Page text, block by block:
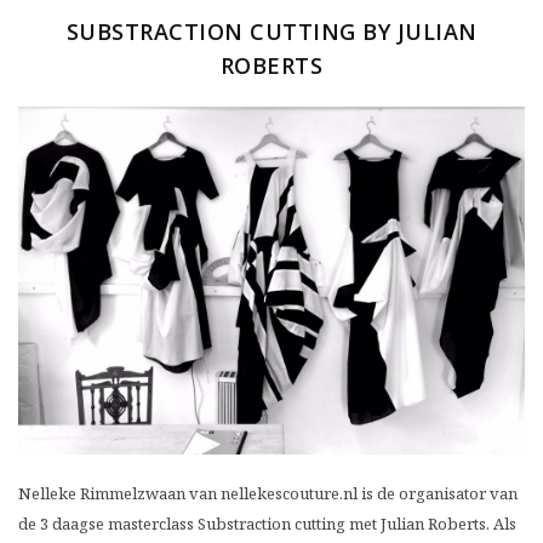
SUBSTRACTION CUTTING BY JULIAN
ROBERTS
Nelleke Rimmelzwaan van nellekescouture.nl is de organisator van
de 3 daagse masterclass Substraction cutting met Julian Roberts. Als